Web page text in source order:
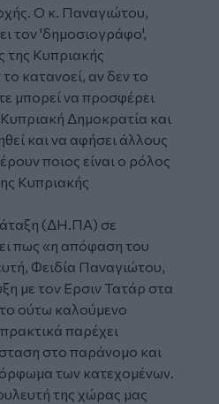
Ο κ. Παναγιώτου,
τον 'δημοσιογράφο',
της Κυπριακής
κατανοεί, αν δεν το
μπορεί να προσφέρει
Δημοκρατία και
και να αφήσει άλλους
ποιος είναι ο ρόλος
Κυπριακής
(ΔΗ.ΠΑ) σε
πως «η απόφαση του
Φειδία Παναγιώτου,
με τον Ερσιν Τατάρ στα
ούτω καλούμενο
παρέχει
στο παράνομο και
των κατεχομένων.
της χώρας μας